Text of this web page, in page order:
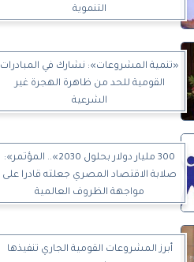
التنموية
«تنمية المشروعات»: نشارك في المبادرات
القومية للحد من ظاهرة الهجرة غير
الشرعية
300 مليار دولار بحلول 2030».. المؤتمر»:
صلابة الاقتصاد المصري جعلته قادرا على
مواجهة الظروف العالمية
أبرز المشروعات القومية الجاري تنفيذها